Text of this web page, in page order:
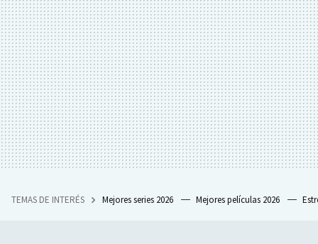
TEMAS DE INTERÉS Mejores series 2026 Mejores películas 2026